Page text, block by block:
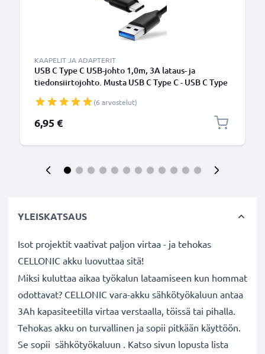
KAAPELIT JA ADAPTERIT
USB C Type C USB-johto 1,0m, 3A lataus- ja
tiedonsiirtojohto. Musta USB C Type C - USB C Type
(6 arvostelut)
6,95 €
YLEISKATSAUS
Isot projektit vaativat paljon virtaa - ja tehokas
CELLONIC akku luovuttaa sitä!
Miksi kuluttaa aikaa työkalun lataamiseen kun hommat
odottavat? CELLONIC vara-akku sähkötyökaluun antaa
3Ah kapasiteetilla virtaa verstaalla, töissä tai pihalla.
Tehokas akku on turvallinen ja sopii pitkään käyttöön.
Se sopii sähkötyökaluun . Katso sivun lopusta lista